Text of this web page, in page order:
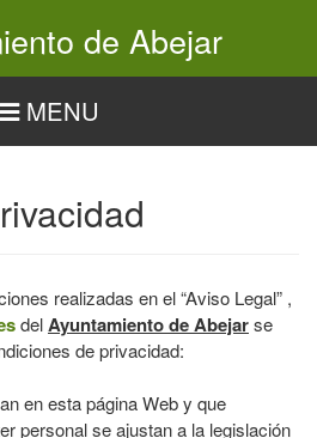
de Abejar
MENU
realizadas en el “Aviso Legal” ,
delAyuntamiento de Abejarse
de privacidad:
en esta página Web y que
personal se ajustan a la legislación